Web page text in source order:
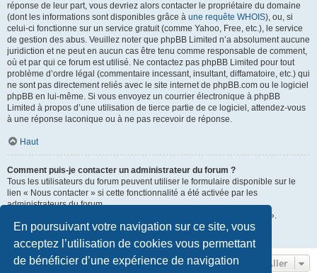
En poursuivant votre navigation sur ce site, vous
acceptez l’utilisation de cookies vous permettant
de bénéficier d’une expérience de navigation
réponse de leur part, vous devriez alors contacter le propriétaire du domaine
(dont les informations sont disponibles grâce à une requête WHOIS), ou, si
celui-ci fonctionne sur un service gratuit (comme Yahoo, Free, etc.), le service
de gestion des abus. Veuillez noter que phpBB Limited n’a absolument aucune
juridiction et ne peut en aucun cas être tenu comme responsable de comment,
où et par qui ce forum est utilisé. Ne contactez pas phpBB Limited pour tout
problème d’ordre légal (commentaire incessant, insultant, diffamatoire, etc.) qui
ne sont pas directement reliés avec le site internet de phpBB.com ou le logiciel
phpBB en lui-même. Si vous envoyez un courrier électronique à phpBB
Limited à propos d’une utilisation de tierce partie de ce logiciel, attendez-vous
à une réponse laconique ou à ne pas recevoir de réponse.
Haut
Comment puis-je contacter un administrateur du forum ?
Tous les utilisateurs du forum peuvent utiliser le formulaire disponible sur le
lien « Nous contacter » si cette fonctionnalité a été activée par les
administrateurs du forum.
Les membres du forum peuvent également utiliser le lien « L’équipe ».
Aller